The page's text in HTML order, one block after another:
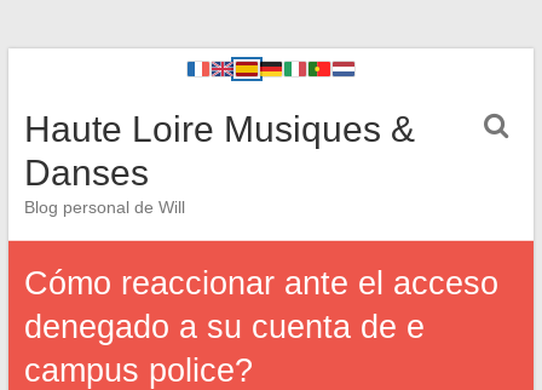
Haute Loire Musiques &
Danses
Blog personal de Will
Cómo reaccionar ante el acceso
denegado a su cuenta de e
campus police?